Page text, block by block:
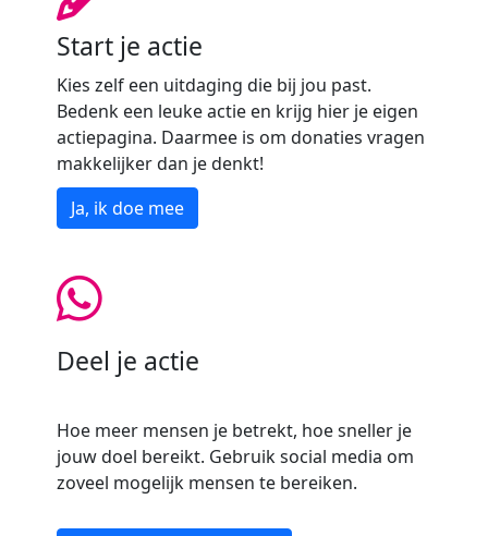
Start je actie
Kies zelf een uitdaging die bij jou past.
Bedenk een leuke actie en krijg hier je eigen
actiepagina. Daarmee is om donaties vragen
makkelijker dan je denkt!
Ja, ik doe mee
Deel je actie
Hoe meer mensen je betrekt, hoe sneller je
jouw doel bereikt. Gebruik social media om
zoveel mogelijk mensen te bereiken.